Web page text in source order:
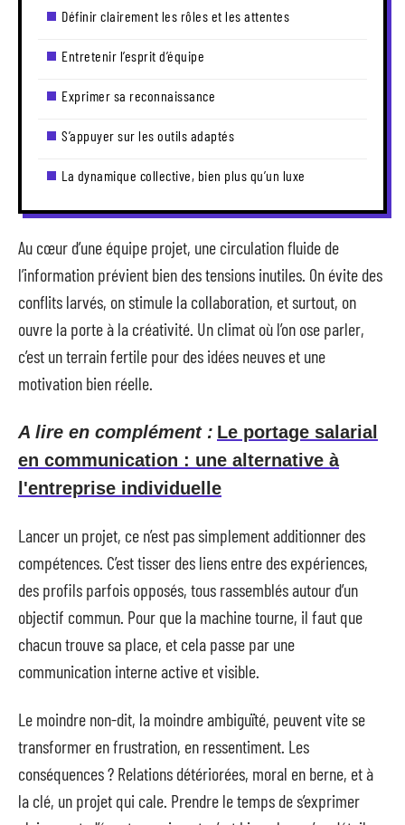
Définir clairement les rôles et les attentes
Entretenir l’esprit d’équipe
Exprimer sa reconnaissance
S’appuyer sur les outils adaptés
La dynamique collective, bien plus qu’un luxe
Au cœur d’une équipe projet, une circulation fluide de
l’information prévient bien des tensions inutiles. On évite des
conflits larvés, on stimule la collaboration, et surtout, on
ouvre la porte à la créativité. Un climat où l’on ose parler,
c’est un terrain fertile pour des idées neuves et une
motivation bien réelle.
A lire en complément : Le portage salarial
en communication : une alternative à
l'entreprise individuelle
Lancer un projet, ce n’est pas simplement additionner des
compétences. C’est tisser des liens entre des expériences,
des profils parfois opposés, tous rassemblés autour d’un
objectif commun. Pour que la machine tourne, il faut que
chacun trouve sa place, et cela passe par une
communication interne active et visible.
Le moindre non-dit, la moindre ambiguïté, peuvent vite se
transformer en frustration, en ressentiment. Les
conséquences ? Relations détériorées, moral en berne, et à
la clé, un projet qui cale. Prendre le temps de s’exprimer